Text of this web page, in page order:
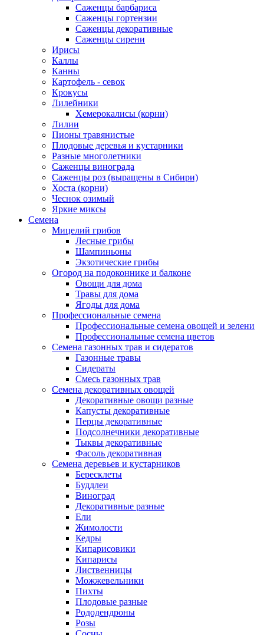
Саженцы барбариса
Саженцы гортензии
Саженцы декоративные
Саженцы сирени
Ирисы
Каллы
Канны
Картофель - севок
Крокусы
Лилейники
Хемерокалисы (корни)
Лилии
Пионы травянистые
Плодовые деревья и кустарники
Разные многолетники
Саженцы винограда
Саженцы роз (выращены в Сибири)
Хоста (корни)
Чеснок озимый
Яркие миксы
Семена
Мицелий грибов
Лесные грибы
Шампиньоны
Экзотические грибы
Огород на подоконнике и балконе
Овощи для дома
Травы для дома
Ягоды для дома
Профессиональные семена
Профессиональные семена овощей и зелени
Профессиональные семена цветов
Семена газонных трав и сидератов
Газонные травы
Сидераты
Смесь газонных трав
Семена декоративных овощей
Декоративные овощи разные
Капусты декоративные
Перцы декоративные
Подсолнечники декоративные
Тыквы декоративные
Фасоль декоративная
Семена деревьев и кустарников
Бересклеты
Буддлеи
Виноград
Декоративные разные
Ели
Жимолости
Кедры
Кипарисовики
Кипарисы
Лиственницы
Можжевельники
Пихты
Плодовые разные
Рододендроны
Розы